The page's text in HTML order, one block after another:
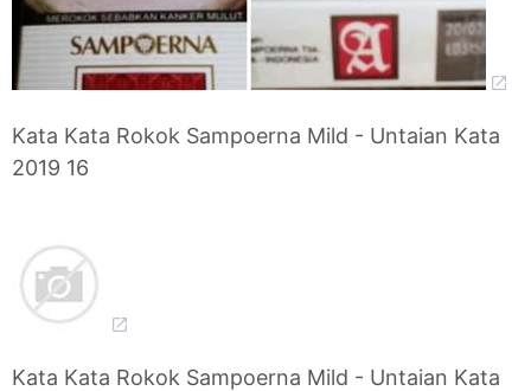
Kata Kata Rokok Sampoerna Mild - Untaian Kata
2019 16
Kata Kata Rokok Sampoerna Mild - Untaian Kata